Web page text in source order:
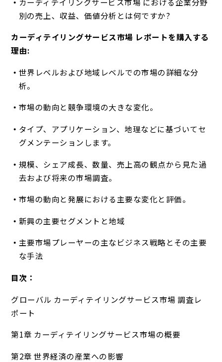
別の売上、収益、価値分析とは何ですか?
カーディテイリングサービス市場 レポートを購入する
理由:
世界レベルおよび地域レベルでの市場の詳細な分
析。
市場の動向と競争環境の大きな変化。
タイプ、アプリケーション、地理などに基づいてセ
グメンテーションします。
規模、シェア成長、数量、売上高の観点から見た過
去および将来の市場調査。
市場の動向と発展における主要な変化と評価。
新興の主要セグメントと地域
主要市場プレーヤーの主なビジネス戦略とその主要
な手法
目次：
グローバル カーディテイリングサービス市場 調査レ
ポート
第1章 カーディテイリングサービス市場の概要
第2章 世界経済の産業への影響